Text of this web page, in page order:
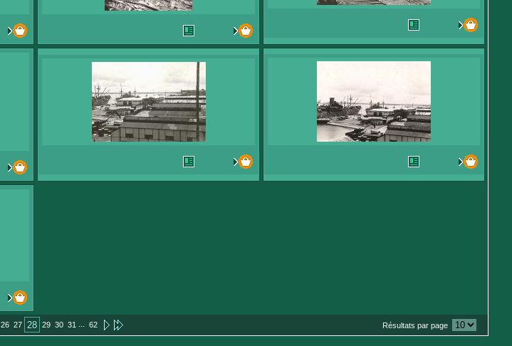
26 27 28 29 30 31 ... 62 Résultats par page